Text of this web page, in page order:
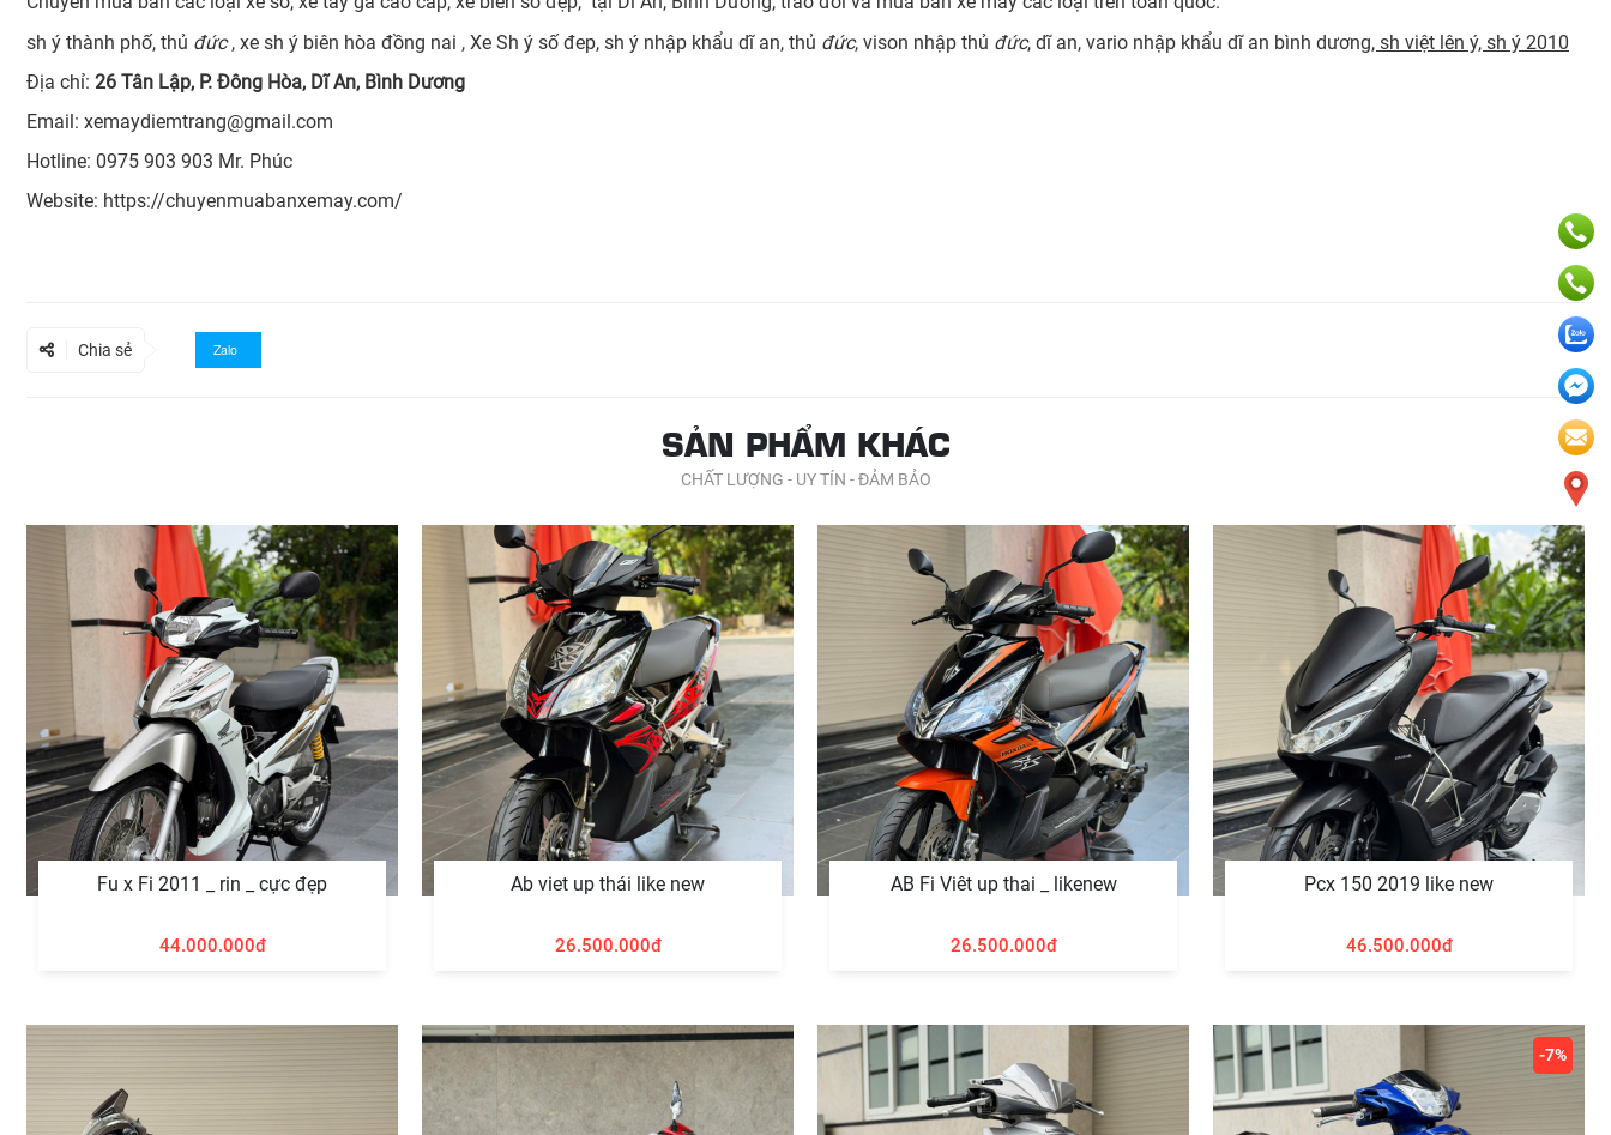
sh ý thành phố, thủ đức, xe sh ý biên hòa đồng nai , Xe Sh ý số đep, sh ý nhập khẩu dĩ an, thủ đức, vison nhập thủ đức, dĩ an, vario nhập khẩu dĩ an bình dương, sh việt lên ý, sh ý 2010
Địa chỉ: 26 Tân Lập, P. Đông Hòa, Dĩ An, Bình Dương
Email: xemaydiemtrang@gmail.com
Hotline: 0975 903 903 Mr. Phúc
Website: https://chuyenmuabanxemay.com/
Chia sẻ Zalo
SẢN PHẨM KHÁC
CHẤT LƯỢNG - UY TÍN - ĐẢM BẢO
Fu x Fi 2011 _ rin _ cực đẹp
44.000.000đ
Ab viet up thái like new
26.500.000đ
AB Fi Viêt up thai _ likenew
26.500.000đ
Pcx 150 2019 like new
46.500.000đ
-7%